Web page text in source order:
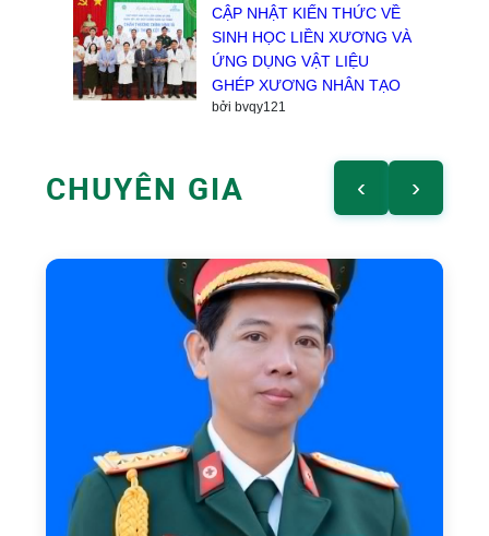
CẬP NHẬT KIẾN THỨC VỀ
SINH HỌC LIỀN XƯƠNG VÀ
ỨNG DỤNG VẬT LIỆU
GHÉP XƯƠNG NHÂN TẠO
bởi bvqy121
CHUYÊN GIA ‹ ›